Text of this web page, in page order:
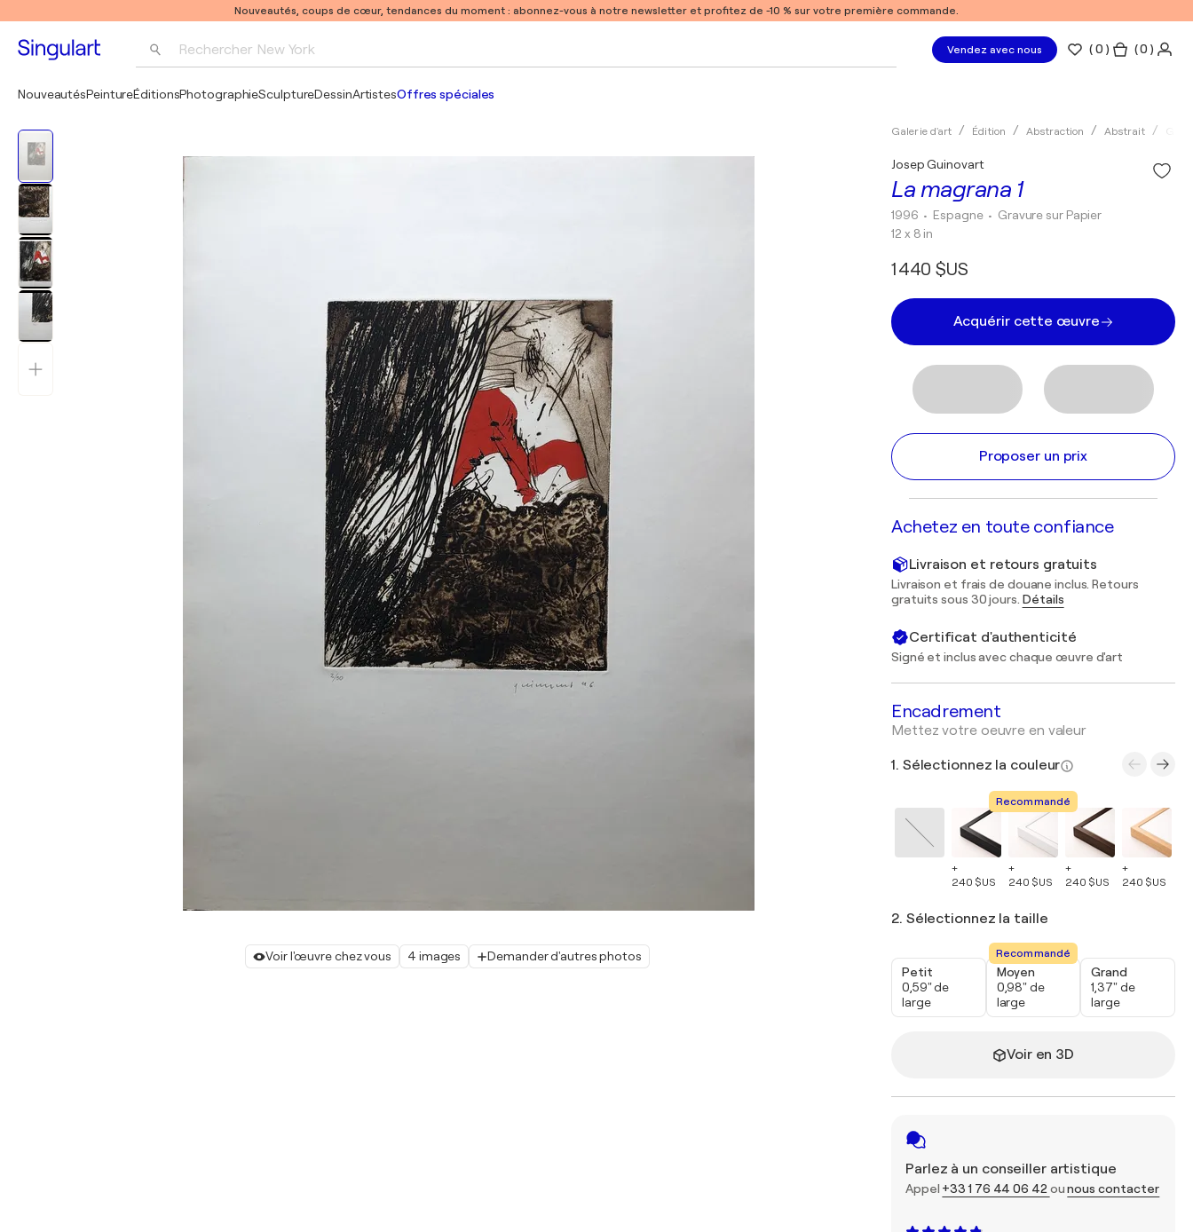
Nouveautés, coups de cœur, tendances du moment : abonnez-vous à notre newsletter et profitez de -10 % sur votre première commande.
Rechercher New York
Pablo Picasso
Vendez avec nous (0 ) ( 0 )
NouveautésPeintureÉditionsPhotographieSculptureDessinArtistesOffres spéciales
Voir l'œuvre chez vous 4 images Demander d'autres photos
Galerie d'art Édition Abstraction Abstrait
La magrana 1
Josep Guinovart
1996 • Espagne • Gravure sur Papier
12 x 8 in
1 440 $US
Acquérir cette œuvre
Proposer un prix
Achetez en toute confiance
Livraison et retours gratuits
Livraison et frais de douane inclus. Retours
gratuits sous 30 jours. Détails
Certificat d'authenticité
Signé et inclus avec chaque œuvre d'art
Encadrement
Mettez votre oeuvre en valeur
1. Sélectionnez la couleur
+
240 $US
Recommandé
+
240 $US
+
240 $US
+
240 $US
2. Sélectionnez la taille
Petit
0,59" de
large
Recommandé
Moyen
0,98" de
large
Grand
1,37" de
large
Voir en 3D
Parlez à un conseiller artistique
Appel +33 1 76 44 06 42 ounous contacter